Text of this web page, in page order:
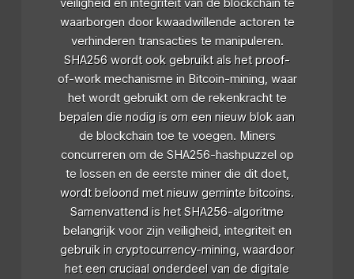
veiligheid en integriteit van de blockchain te
waarborgen door kwaadwillende actoren te
verhinderen transacties te manipuleren.
SHA256 wordt ook gebruikt als het proof-
of-work mechanisme in Bitcoin-mining, waar
het wordt gebruikt om de rekenkracht te
bepalen die nodig is om een nieuw blok aan
de blockchain toe te voegen. Miners
concurreren om de SHA256-hashpuzzel op
te lossen en de eerste miner die dit doet,
wordt beloond met nieuw geminte bitcoins.
Samenvattend is het SHA256-algoritme
belangrijk voor zijn veiligheid, integriteit en
gebruik in cryptocurrency-mining, waardoor
het een cruciaal onderdeel van de digitale